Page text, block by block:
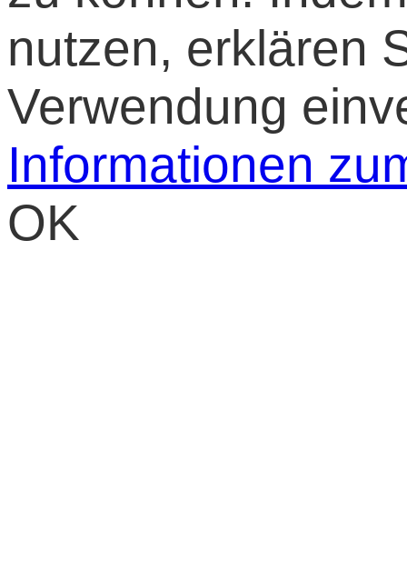
nutzen, erklären
Verwendung
Informationen
OK